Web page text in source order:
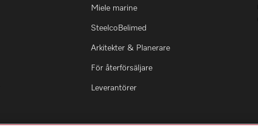
Miele marine
SteelcoBelimed
Arkitekter & Planerare
För återförsäljare
Leverantörer